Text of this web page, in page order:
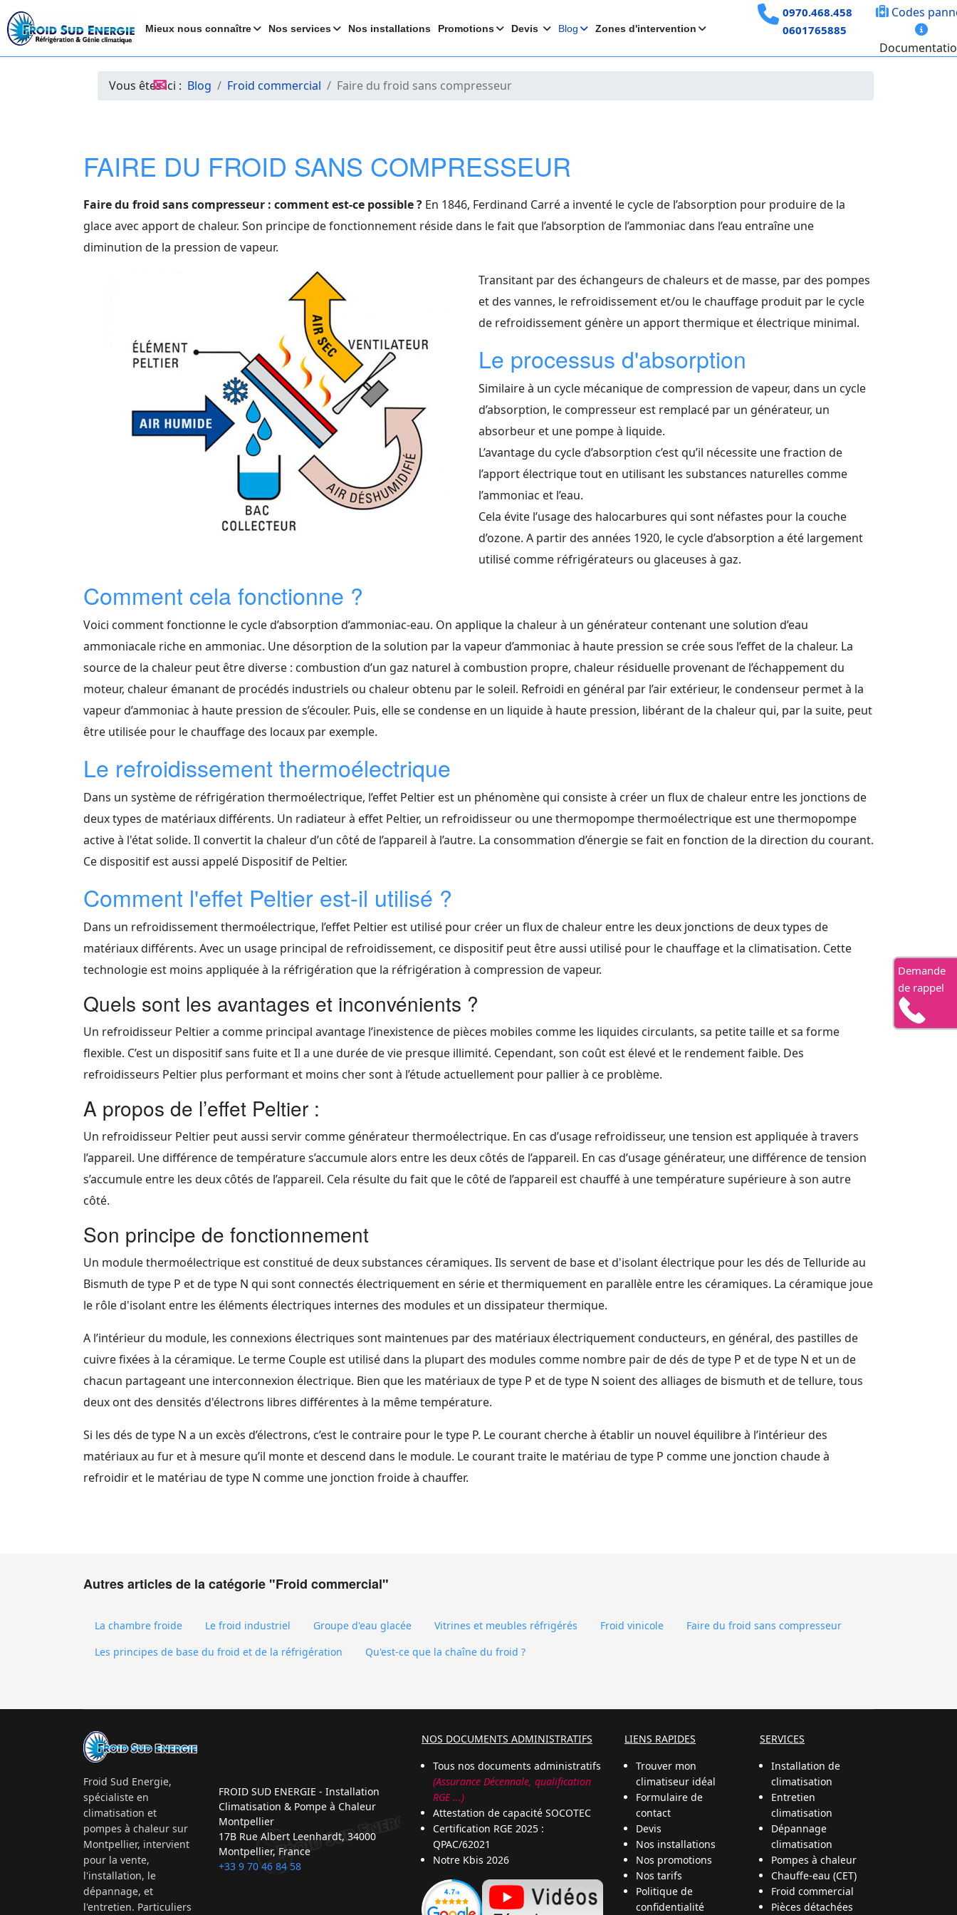
Mieux nous connaître Nos services Nos installations Promotions Devis Blog Zones d'intervention
✉
0970.468.458
0601765885
Codes
Vous êtes ici : Blog Froid commercial Faire du froid sans compresseur
FAIRE DU FROID SANS COMPRESSEUR
Faire du froid sans compresseur : comment est-ce possible ? En 1846, Ferdinand Carré a inventé le cycle de l’absorption pour produire de la
glace avec apport de chaleur. Son principe de fonctionnement réside dans le fait que l’absorption de l’ammoniac dans l’eau entraîne une
diminution de la pression de vapeur.
Transitant par des échangeurs de chaleurs et de masse, par des pompes
et des vannes, le refroidissement et/ou le chauffage produit par le cycle
de refroidissement génère un apport thermique et électrique minimal.
Le processus d'absorption
Similaire à un cycle mécanique de compression de vapeur, dans un cycle
d’absorption, le compresseur est remplacé par un générateur, un
absorbeur et une pompe à liquide.
L’avantage du cycle d’absorption c’est qu’il nécessite une fraction de
l’apport électrique tout en utilisant les substances naturelles comme
l’ammoniac et l’eau.
Cela évite l’usage des halocarbures qui sont néfastes pour la couche
d’ozone. A partir des années 1920, le cycle d’absorption a été largement
utilisé comme réfrigérateurs ou glaceuses à gaz.
Comment cela fonctionne ?
Voici comment fonctionne le cycle d’absorption d’ammoniac-eau. On applique la chaleur à un générateur contenant une solution d’eau
ammoniacale riche en ammoniac. Une désorption de la solution par la vapeur d’ammoniac à haute pression se crée sous l’effet de la chaleur. La
source de la chaleur peut être diverse : combustion d’un gaz naturel à combustion propre, chaleur résiduelle provenant de l’échappement du
moteur, chaleur émanant de procédés industriels ou chaleur obtenu par le soleil. Refroidi en général par l’air extérieur, le condenseur permet à la
vapeur d’ammoniac à haute pression de s’écouler. Puis, elle se condense en un liquide à haute pression, libérant de la chaleur qui, par la suite, peut
être utilisée pour le chauffage des locaux par exemple.
Le refroidissement thermoélectrique
Dans un système de réfrigération thermoélectrique, l’effet Peltier est un phénomène qui consiste à créer un flux de chaleur entre les jonctions de
deux types de matériaux différents. Un radiateur à effet Peltier, un refroidisseur ou une thermopompe thermoélectrique est une thermopompe
active à l'état solide. Il convertit la chaleur d’un côté de l’appareil à l’autre. La consommation d’énergie se fait en fonction de la direction du courant.
Ce dispositif est aussi appelé Dispositif de Peltier.
Comment l'effet Peltier est-il utilisé ?
Dans un refroidissement thermoélectrique, l’effet Peltier est utilisé pour créer un flux de chaleur entre les deux jonctions de deux types de
matériaux différents. Avec un usage principal de refroidissement, ce dispositif peut être aussi utilisé pour le chauffage et la climatisation. Cette
technologie est moins appliquée à la réfrigération que la réfrigération à compression de vapeur.
Quels sont les avantages et inconvénients ?
Un refroidisseur Peltier a comme principal avantage l’inexistence de pièces mobiles comme les liquides circulants, sa petite taille et sa forme
flexible. C’est un dispositif sans fuite et Il a une durée de vie presque illimité. Cependant, son coût est élevé et le rendement faible. Des
refroidisseurs Peltier plus performant et moins cher sont à l’étude actuellement pour pallier à ce problème.
A propos de l’effet Peltier :
Un refroidisseur Peltier peut aussi servir comme générateur thermoélectrique. En cas d’usage refroidisseur, une tension est appliquée à travers
l’appareil. Une différence de température s’accumule alors entre les deux côtés de l’appareil. En cas d’usage générateur, une différence de tension
s’accumule entre les deux côtés de l’appareil. Cela résulte du fait que le côté de l’appareil est chauffé à une température supérieure à son autre
côté.
Son principe de fonctionnement
Un module thermoélectrique est constitué de deux substances céramiques. Ils servent de base et d'isolant électrique pour les dés de Telluride au
Bismuth de type P et de type N qui sont connectés électriquement en série et thermiquement en parallèle entre les céramiques. La céramique joue
le rôle d'isolant entre les éléments électriques internes des modules et un dissipateur thermique.
A l’intérieur du module, les connexions électriques sont maintenues par des matériaux électriquement conducteurs, en général, des pastilles de
cuivre fixées à la céramique. Le terme Couple est utilisé dans la plupart des modules comme nombre pair de dés de type P et de type N et un de
chacun partageant une interconnexion électrique. Bien que les matériaux de type P et de type N soient des alliages de bismuth et de tellure, tous
deux ont des densités d'électrons libres différentes à la même température.
Si les dés de type N a un excès d’électrons, c’est le contraire pour le type P. Le courant cherche à établir un nouvel équilibre à l’intérieur des
matériaux au fur et à mesure qu’il monte et descend dans le module. Le courant traite le matériau de type P comme une jonction chaude à
refroidir et le matériau de type N comme une jonction froide à chauffer.
Autres articles de la catégorie "Froid commercial"
La chambre froide Le froid industriel Groupe d'eau glacée Vitrines et meubles réfrigérés Froid vinicole
Faire du froid sans compresseur
Les principes de base du froid et de la réfrigération
Qu'est-ce que la chaîne du froid ?
Froid Sud Energie,
spécialiste en
climatisation et
pompes à chaleur sur
Montpellier, intervient
pour la vente,
l'installation, le
dépannage, et
l'entretien. Particuliers
FROID SUD ENERGIE - Installation
Climatisation & Pompe à Chaleur
Montpellier
17B Rue Albert Leenhardt, 34000
Montpellier, France
+33 9 70 46 84 58
NOS DOCUMENTS ADMINISTRATIFS
Tous nos documents administratifs
(Assurance Décennale, qualification
RGE ...)
Attestation de capacité SOCOTEC
Certification RGE 2025 :
QPAC/62021
Notre Kbis 2026
LIENS RAPIDES
Trouver mon
climatiseur idéal
Formulaire de
contact
Devis
Nos installations
Nos promotions
Nos tarifs
Politique de
confidentialité
SERVICES
Installation de
climatisation
Entretien
climatisation
Dépannage
climatisation
Pompes à chaleur
Chauffe-eau (CET)
Froid commercial
Pièces détachées
Demande
de rappel